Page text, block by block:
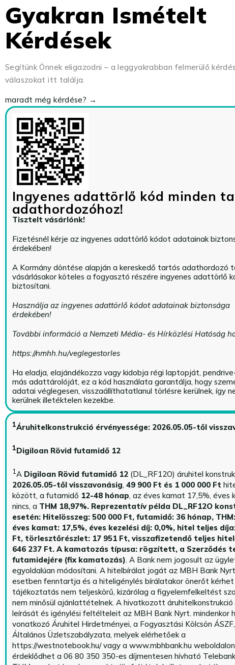
Gyakran Ismételt
Kérdések
Segítünk Önnek eligazodni – a leggyakrabban felmerülő
válaszokat itt találja.
maradt még kérdése? →
Ingyenes adattörlő kód minden
adathordozóhoz!
Tisztelt vásárlónk!
Fizetésnél kérje az ingyenes adattörlő kódot adatainak
érdekében!
A Kormány döntése alapján a kereskedő tartós adathordozó
vásárlásakor köteles a fogyasztó részére ingyenes adattörlő
biztosítani.
Használja az ingyenes adattörlő kódot adatainak biztonsága
érdekében!
További információ a Nemzeti Média- és Hírközlési Hatóság
https://nmhh.hu/veglegestorles
Ha eladja, elajándékozza vagy kidobja régi laptopját,
más adattárolóját, ez a kód használata garantálja, hogy
adatai véglegesen, visszaállíthatatlanul törlésre kerülnek, így
kerülnek illetéktelen kezekbe.
1Áruhitelkonstrukció érvényessége: 2026.05.05-től
1Digiloan Rövid futamidő 12
1A Digiloan Rövid futamidő 12(DL_RF12O) áruhitel
2026.05.05-től visszavonásig, 49 900 Ft és 1 000 000 Ft
között, a futamidő 12-48 hónap, az éves kamat 17,5%, éves
nincs, a THM 18,97%. Reprezentatív példa DL_RF12O
esetén: Hitelösszeg: 500 000 Ft, futamidő: 36 hónap,
éves kamat: 17,5%, éves kezelési díj: 0,0%, hitel teljes
Ft, törlesztőrészlet: 17 951 Ft, visszafizetendő teljes
646 237 Ft. A kamatozás típusa: rögzített, a Szerződés
futamidejére (fix kamatozás). A Bank nem jogosult az
egyoldalúan módosítani. A hitelbírálat jogát az MBH Bank
esetben fenntartja és a hiteligénylés bírálatakor önerőt kérhet
tájékoztatás nem teljeskörű, kizárólag a figyelemfelkeltést
nem minősül ajánlattételnek. A hivatkozott áruhitelkonstrukció
leírását és igénylési feltélteleit az MBH Bank Nyrt. mindenkor
vonatkozó Áruhitel Hirdetményei, a Fogyasztási Kölcsön
Általános Üzletszabályzata, melyek elérhetőek a
https://westnotebook.hu/vagy a www.mbhbank.hu
érdeklődhet a 06 80 350 350-es díjmentesen hívható